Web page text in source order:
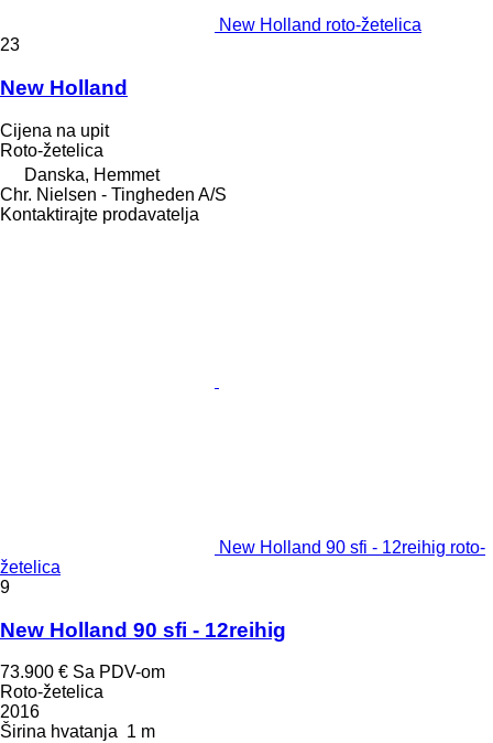
New Holland roto-žetelica
23
New Holland
Cijena na upit
Roto-žetelica
Danska, Hemmet
Chr. Nielsen - Tingheden A/S
Kontaktirajte prodavatelja
New Holland 90 sfi - 12reihig roto-
žetelica
9
New Holland 90 sfi - 12reihig
73.900 € Sa PDV-om
Roto-žetelica
2016
Širina hvatanja 1 m